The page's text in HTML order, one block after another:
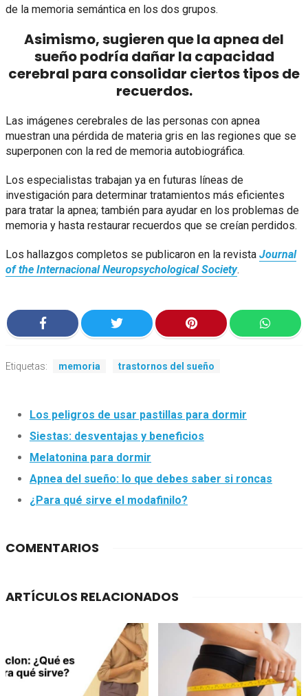
de la memoria semántica en los dos grupos.
Asimismo, sugieren que la apnea del
sueño podría dañar la capacidad
cerebral para consolidar ciertos tipos de
recuerdos.
Las imágenes cerebrales de las personas con apnea
muestran una pérdida de materia gris en las regiones que se
superponen con la red de memoria autobiográfica.
Los especialistas trabajan ya en futuras líneas de
investigación para determinar tratamientos más eficientes
para tratar la apnea; también para ayudar en los problemas de
memoria y hasta restaurar recuerdos que se creían perdidos.
Los hallazgos completos se publicaron en la revista Journal
of the Internacional Neuropsychological Society.
Etiquetas: memoria trastornos del sueño
Los peligros de usar pastillas para dormir
Siestas: desventajas y beneficios
Melatonina para dormir
Apnea del sueño: lo que debes saber si roncas
¿Para qué sirve el modafinilo?
COMENTARIOS
ARTÍCULOS RELACIONADOS